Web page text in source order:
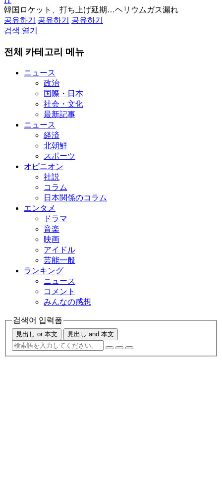
韓国ロケット、打ち上げ延期…ヘリウムガス漏れ
공유하기
공유하기
공유하기
검색 열기
전체 카테고리 메뉴
ニュース
政治
国際・日本
社会・文化
最新記事
ニュース
経済
北朝鮮
スポーツ
オピニオン
社説
コラム
日本関係のコラム
エンタメ
ドラマ
音楽
映画
アイドル
芸能一般
ランキング
ニュース
コメント
みんなの感想
검색어 입력폼
見出し or 本文 見出し and 本文